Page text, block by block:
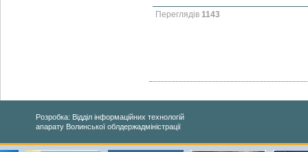
Переглядів 1143
Розробка: Відділ інформаційних технологій
апарату Волинської облдержадміністрації